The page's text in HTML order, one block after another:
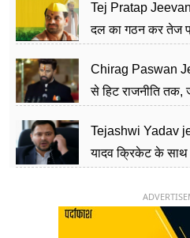
Tej Pratap
दल का गठन कर तेज
Chirag Paswan
से हिट राजनीति तक,
Tejashwi Yadav
यादव क्रिकेट के साथ